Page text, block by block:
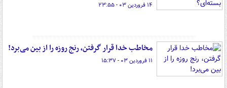
۱۴ فروردین ۰۳ - ۲۳:۵۵
مخاطب خدا قرار گرفتن، رنج روزه را از بین می‌برد!
۱۱ فروردین ۰۳ - ۱۵:۳۷